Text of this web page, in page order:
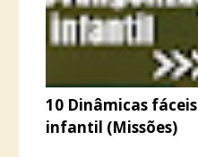
10 Dinâmicas
infantil (Missões)